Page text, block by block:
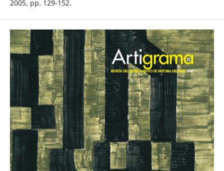
2005, pp. 129-152.